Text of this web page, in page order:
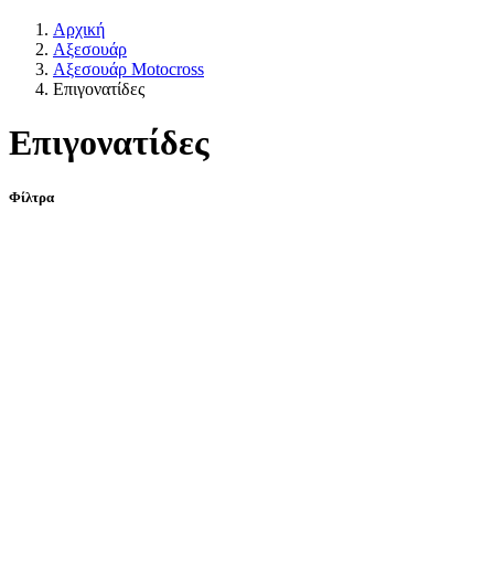
Αρχική
Αξεσουάρ
Αξεσουάρ Motocross
Επιγονατίδες
Επιγονατίδες
Φίλτρα